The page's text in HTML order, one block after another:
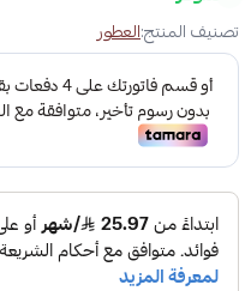
تصنيف المنتج:العطور